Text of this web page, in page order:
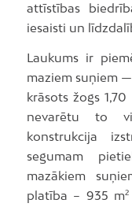
attīstības
iesaisti un
Laukums ir
maziem suņiem
krāsots žogs
nevarētu to
konstrukcija
segumam
mazākiem
platība – 935